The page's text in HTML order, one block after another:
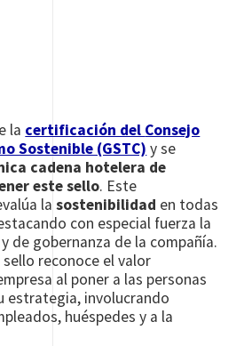
la certificación del Consejo
Sostenible (GSTC) y se
cadena hotelera de
este sello. Este
lasostenibilidad en todas
con especial fuerza la
de gobernanza de la compañía.
reconoce el valor
al poner a las personas
estrategia, involucrando
huéspedes y a la